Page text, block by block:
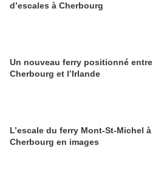
d’escales à Cherbourg
Un nouveau ferry positionné entre
Cherbourg et l’Irlande
L’escale du ferry Mont-St-Michel à
Cherbourg en images